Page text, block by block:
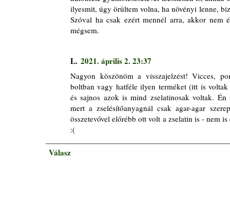
ilyesmit, úgy örültem volna, ha növényi lenne,
Szóval ha csak ezért mennél arra, akkor nem
mégsem.
L. 2021. április 2. 23:37
Nagyon köszönöm a visszajelzést! Vicces,
boltban vagy hatféle ilyen terméket (itt is
és sajnos azok is mind zselatinosak voltak. Én
mert a zselésítőanyagnál csak agar-agar
összetevővel előrébb ott volt a zselatin is - nem
:(
Válasz